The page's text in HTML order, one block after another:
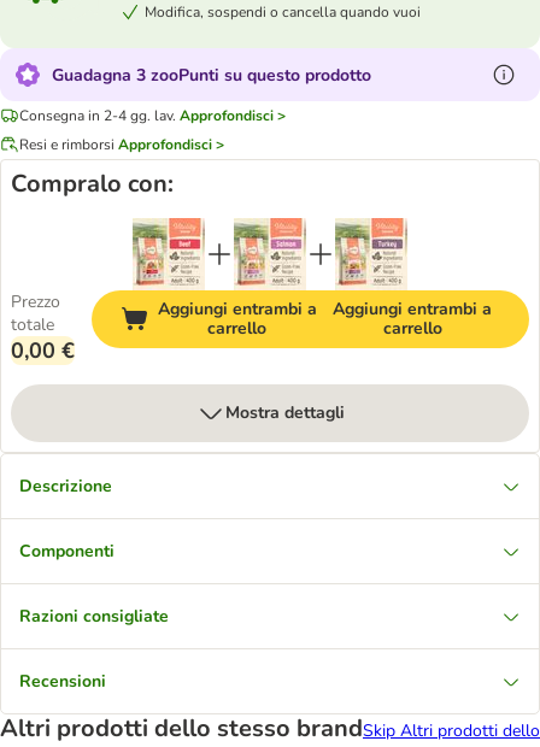
Modifica, sospendi o cancella quando vuoi
Guadagna 3 zooPunti su questo prodotto
Consegna in 2-4 gg. lav. Approfondisci >
Resi e rimborsi Approfondisci >
Compralo con:
Prezzo
totale
0,00 €
Aggiungi entrambi a
carrello
Aggiungi entrambi a
carrello
Mostra dettagli
Descrizione
Componenti
Razioni consigliate
Recensioni
Altri prodotti dello stesso brandSkip Altri prodotti dello